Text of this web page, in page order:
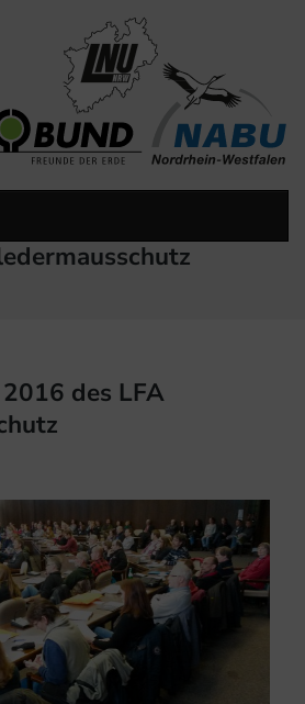
NRW
Fledermausschutz NRW
des LFA